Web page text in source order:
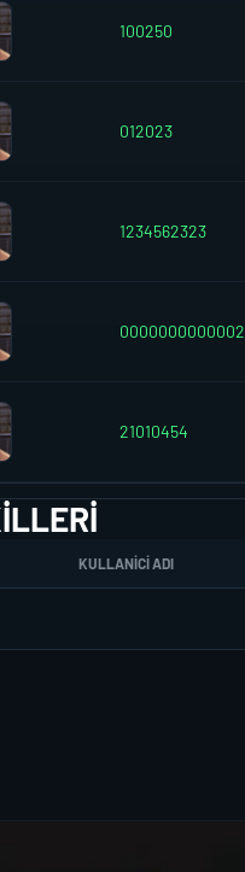
100250
012023
1234562323
0000000000002
21010454
KULLANICI ADI